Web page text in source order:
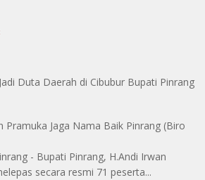
Jadi Duta Daerah di Cibubur Bupati Pinrang
Pramuka Jaga Nama Baik Pinrang (Biro
- Bupati Pinrang, H.Andi Irwan
secara resmi 71 peserta...